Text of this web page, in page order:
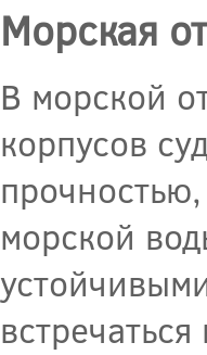
Морская
В морской
корпусов
морской